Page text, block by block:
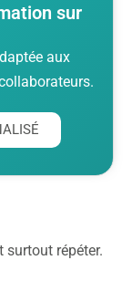
sur
aux
surtout répéter.